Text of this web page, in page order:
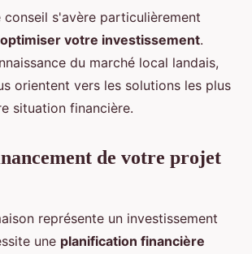
s'avère particulièrement
optimiser votre investissement.
du marché local landais,
orientent vers les solutions les plus
situation financière.
de votre projet
représente un investissement
une planification financière